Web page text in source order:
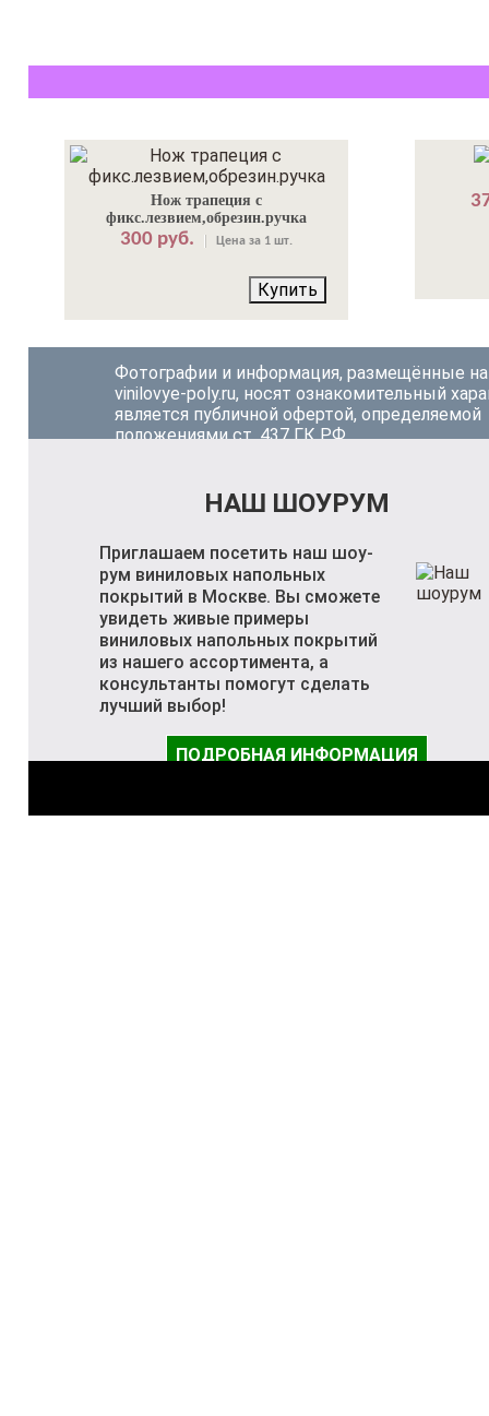
Нож трапеция с
фикс.лезвием,обрезин.ручка
300 руб. Цена за 1 шт.
Купить
Фотографии и информация, размещённые на
vinilovye-poly.ru, носят ознакомительный
является публичной офертой, определяемой
положениями ст. 437 ГК РФ.
НАШ ШОУРУМ
Приглашаем посетить наш шоу-
рум виниловых напольных
покрытий в Москве. Вы сможете
увидеть живые примеры
виниловых напольных покрытий
из нашего ассортимента, а
консультанты помогут сделать
лучший выбор!
ПОДРОБНАЯ ИНФОРМАЦИЯ